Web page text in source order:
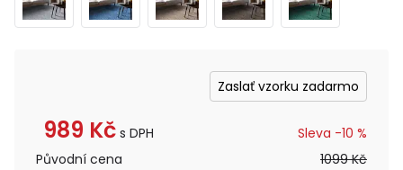
Zaslať vzorku zadarmo
989 Kč s DPH Sleva -10 %
Původní cena
1099 Kč